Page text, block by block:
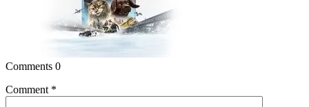
Comments 0
Comment *